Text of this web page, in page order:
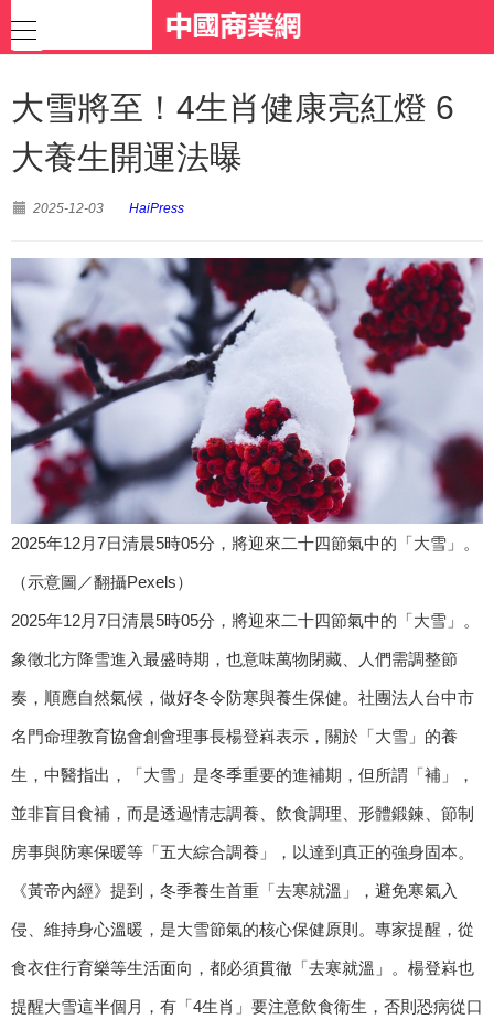
大雪將至！4生肖健康亮紅燈 6
大養生開運法曝
2025-12-03 HaiPress
2025年12月7日清晨5時05分，將迎來二十四節氣中的「大雪」。
（示意圖／翻攝Pexels）
2025年12月7日清晨5時05分，將迎來二十四節氣中的「大雪」。
象徵北方降雪進入最盛時期，也意味萬物閉藏、人們需調整節
奏，順應自然氣候，做好冬令防寒與養生保健。社團法人台中市
名門命理教育協會創會理事長楊登嵙表示，關於「大雪」的養
生，中醫指出，「大雪」是冬季重要的進補期，但所謂「補」，
並非盲目食補，而是透過情志調養、飲食調理、形體鍛鍊、節制
房事與防寒保暖等「五大綜合調養」，以達到真正的強身固本。
《黃帝內經》提到，冬季養生首重「去寒就溫」，避免寒氣入
侵、維持身心溫暖，是大雪節氣的核心保健原則。專家提醒，從
食衣住行育樂等生活面向，都必須貫徹「去寒就溫」。楊登嵙也
提醒大雪這半個月，有「4生肖」要注意飲食衛生，否則恐病從口